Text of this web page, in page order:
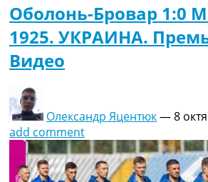
Оболонь-Бровар 1:0
1925. УКРАИНА.
Видео
Олександр Яцентюк—8
add comment